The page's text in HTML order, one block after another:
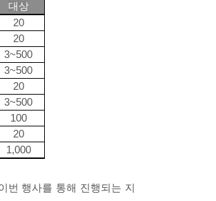
대상
20
20
3~500
3~500
20
3~500
100
20
1,000
번 행사를 통해 진행되는 지